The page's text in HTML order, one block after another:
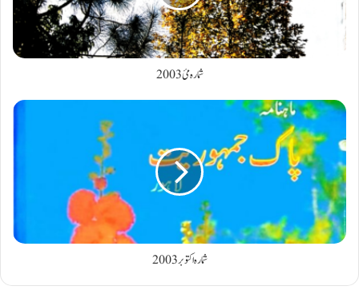
شمارہ مئ 2003
شمارہ اکتوبر 2003